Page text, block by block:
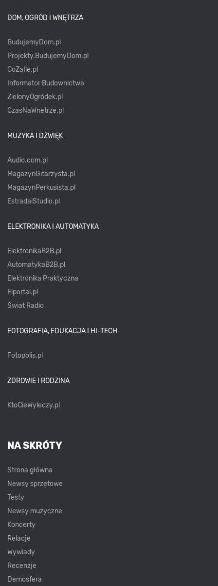
DOM, OGRÓD I WNĘTRZA
BudujemyDom.pl
Projekty.BudujemyDom.pl
CoZaIle.pl
Informator Budownictwa
ZielonyOgródek.pl
CzasNaWnetrze.pl
MUZYKA I DŹWIĘK
Audio.com.pl
MagazynGitarzysta.pl
MagazynPerkusista.pl
EstradaiStudio.pl
ELEKTRONIKA I AUTOMATYKA
ElektronikaB2B.pl
AutomatykaB2B.pl
Elektronika Praktyczna
Elportal.pl
Świat Radio
FOTOGRAFIA, EDUKACJA I HI-TECH
Fotopolis.pl
ZDROWIE I RODZINA
KtoCieWyleczy.pl
NA SKRÓTY
Strona główna
Newsy sprzętowe
Testy
Newsy muzyczne
Koncerty
Relacje
Wywiady
Recenzje
Demosfera